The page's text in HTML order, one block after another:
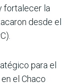
fortalecer la
desde el
para el
el Chaco